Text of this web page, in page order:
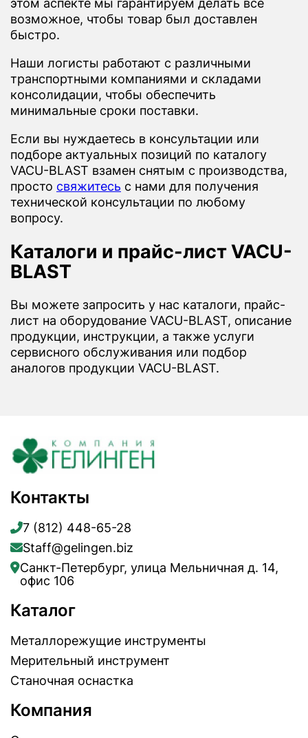
этом аспекте мы гарантируем делать все
возможное, чтобы товар был доставлен
быстро.
Наши логисты работают с различными
транспортными компаниями и складами
консолидации, чтобы обеспечить
минимальные сроки поставки.
Если вы нуждаетесь в консультации или
подборе актуальных позиций по каталогу
VACU-BLAST взамен снятым с производства,
просто свяжитесь с нами для получения
технической консультации по любому
вопросу.
Каталоги и прайс-лист VACU-
BLAST
Вы можете запросить у нас каталоги, прайс-
лист на оборудование VACU-BLAST, описание
продукции, инструкции, а также услуги
сервисного обслуживания или подбор
аналогов продукции VACU-BLAST.
Контакты
7 (812) 448-65-28
Staff@gelingen.biz
Санкт-Петербург, улица Мельничная д. 14,
офис 106
Каталог
Металлорежущие инструменты
Мерительный инструмент
Станочная оснастка
Компания